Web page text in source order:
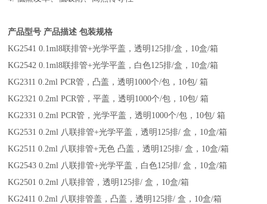
产品型号 产品描述 包装规格
KG2541 0.1ml8联排管+光学平盖，透明125排/盒，10盒/箱
KG2542 0.1ml8联排管+光学平盖，白色125排/盒，10盒/箱
KG2311 0.2ml PCR管，凸盖，透明1000个/包，10包/ 箱
KG2321 0.2ml PCR管，平盖，透明1000个/包，10包/ 箱
KG2331 0.2ml PCR管，光学平盖，透明1000个/包，10包/ 箱
KG2531 0.2ml 八联排管+光学平盖，透明125排/ 盒，10盒/箱
KG2511 0.2ml 八联排管+无色 凸盖，透明125排/ 盒，10盒/箱
KG2543 0.2ml 八联排管+光学平盖，白色125排/ 盒，10盒/箱
KG2501 0.2ml 八联排管，透明125排/ 盒，10盒/箱
KG2411 0.2ml 八联排管盖，凸盖，透明125排/ 盒，10盒/箱